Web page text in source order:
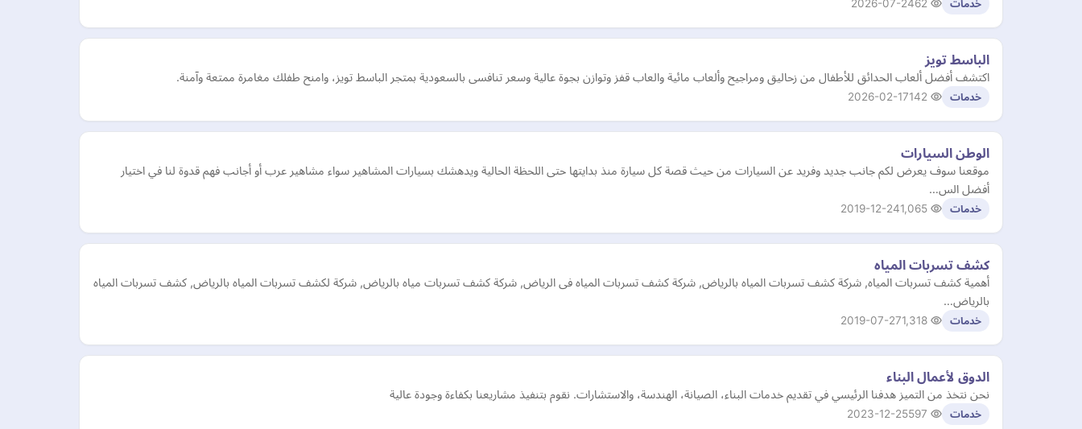
خدمات 2026-07-24
الباسط تويز
اكتشف أفضل ألعاب الحدائق للأطفال من زحاليق ومراجيح وألعاب مائية والعاب قفز وتوازن بجوة عالية وسعر تنافسى بالسعودية بمتجر الباسط تويز، وامنح طفلك مغامرة ممتعة وآمنة.
خدمات 2026-02-17
الوطن السيارات
موقعنا سوف يعرض لكم جانب جديد وفريد عن السيارات من حيث قصة كل سيارة منذ بدايتها حتى اللحظة الحالية ويدهشك بسيارات المشاهير سواء مشاهير عرب أو أجانب فهم قدوة لنا في اختيار
أفضل الس…
خدمات 2019-12-24
كشف تسربات المياه
أهمية كشف تسربات المياه, شركة كشف تسربات المياه بالرياض, شركة كشف تسربات المياه فى الرياض, شركة كشف تسربات مياه بالرياض, شركة لكشف تسربات المياه بالرياض, كشف تسربات المياه
بالرياض…
خدمات 2019-07-27
الدوق لأعمال البناء
نحن نتخذ من التميز هدفنا الرئيسي في تقديم خدمات البناء، الصيانة، الهندسة، والاستشارات. نقوم بتنفيذ مشاريعنا بكفاءة وجودة عالية
خدمات 2023-12-25